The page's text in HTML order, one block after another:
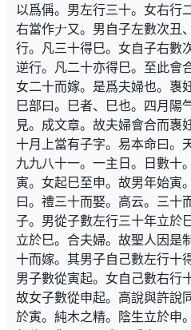
以爲偁。男左行三十。女右行
右當作
又。男自子左數次丑
行。凡三十得巳。女自子右數
逆行。凡二十亦得巳。至此會
女二十而嫁。是爲夫婦也。褢
巳部曰。巳者、巳也。四月陽
見。成文章。故夫婦會合而褢
十月上當有子字。易本命曰。
九九八十一。一主日。日數十
寅。女起巳至申。故男年始寅
曰。禮三十而娶。高云。三十
子。男從子數左行三十年立於
立於巳。合夫婦。故聖人因是
十而嫁。其男子自己數左行十
男子數從寅起。女自己數右行
故女子數從申起。高說與許說
於寅。純木之精。陰生立於申